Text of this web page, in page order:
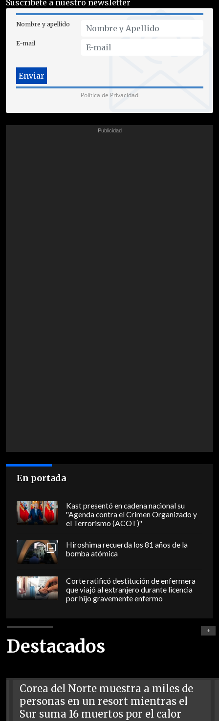
Suscríbete a nuestro newsletter
Nombre y apellido
E-mail
Política de Privacidad
En portada
Kast presentó en cadena nacional su
"Agenda contra el Crimen Organizado y
el Terrorismo (ACOT)"
Hiroshima recuerda los 81 años de la
bomba atómica
Corte ratificó destitución de enfermera
que viajó al extranjero durante licencia
por hijo gravemente enfermo
Destacados
+
Corea del Norte muestra a miles de
personas en un resort mientras el
Sur suma 16 muertos por el calor